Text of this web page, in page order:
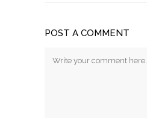
POST A COMMENT